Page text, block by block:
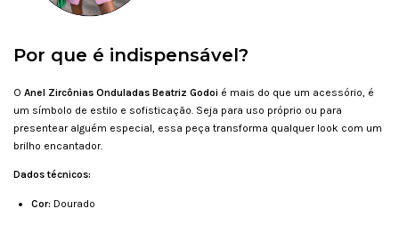
Por que é indispensável?
O Anel Zircônias Onduladas Beatriz Godoi é mais do que um acessório, é
um símbolo de estilo e sofisticação. Seja para uso próprio ou para
presentear alguém especial, essa peça transforma qualquer look com um
brilho encantador.
Dados técnicos:
Cor: Dourado